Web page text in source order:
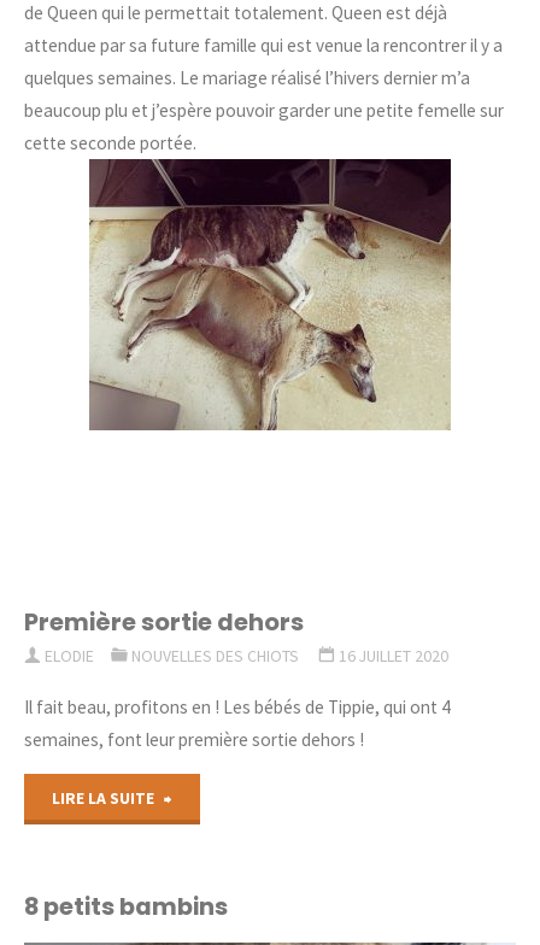
de Queen qui le permettait totalement. Queen est déjà
attendue par sa future famille qui est venue la rencontrer il y a
quelques semaines. Le mariage réalisé l’hivers dernier m’a
beaucoup plu et j’espère pouvoir garder une petite femelle sur
cette seconde portée.
Première sortie dehors
ELODIE NOUVELLES DES CHIOTS 16 JUILLET 2020
Il fait beau, profitons en ! Les bébés de Tippie, qui ont 4
semaines, font leur première sortie dehors !
LIRE LA SUITE
dehors"
8 petits bambins